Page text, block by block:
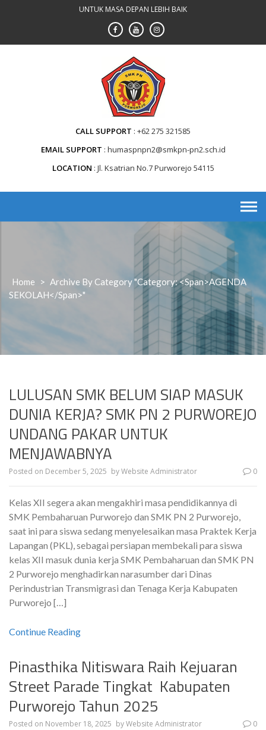
UNTUK MASA DEPAN LEBIH BAIK
CALL SUPPORT +62 275 321585
EMAIL SUPPORT humaspnpn2@smkpn-pn2.sch.id
LOCATION Jl. Ksatrian No.7 Purworejo 54115
Home > Archive By Category "Category: <span>AGENDA
SEKOLAH</span>"
LULUSAN SMK BELUM SIAP MASUK
DUNIA KERJA? SMK PN 2 PURWOREJO
UNDANG PAKAR UNTUK
MENJAWABNYA
Posted on December 5, 2025 byWebsite Administrator 0
Kelas XII segera akan mengakhiri masa pendidikannya di
SMK Pembaharuan Purworejo dan SMK PN 2 Purworejo,
saat ini para siswa sedang menyelesaikan masa Praktek Kerja
Lapangan (PKL), sebagai persiapan membekali para siswa
kelas XII masuk dunia kerja SMK Pembaharuan dan SMK PN
2 Purworejo menghadirkan narasumber dari Dinas
Perindustrian Transmigrasi dan Tenaga Kerja Kabupaten
Purworejo […]
Continue Reading
Pinasthika Nitiswara Raih Kejuaran
Street Parade Tingkat Kabupaten
Purworejo Tahun 2025
Posted on November 18, 2025 byWebsite Administrator 0